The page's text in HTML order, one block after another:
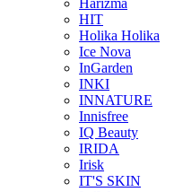
Harizma
HIT
Holika Holika
Ice Nova
InGarden
INKI
INNATURE
Innisfree
IQ Beauty
IRIDA
Irisk
IT'S SKIN